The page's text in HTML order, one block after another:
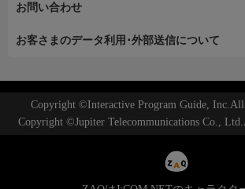
お問い合わせ
お客さまのデータ利用･外部送信について
Copyright ©Interactive Program Guide, Inc.All
Copyright ©Jupiter Telecommunications Co.,